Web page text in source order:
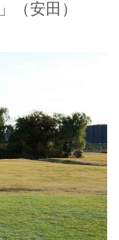
（安田）